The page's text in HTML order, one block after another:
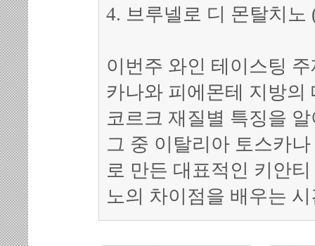
4. 브루넬로 디 몬탈치노
이번주 와인 테이스팅
카나와 피에몬테 지방의
코르크 재질별 특징을
그 중 이탈리아 토스카
로 만든 대표적인 키안
노의 차이점을 배우는